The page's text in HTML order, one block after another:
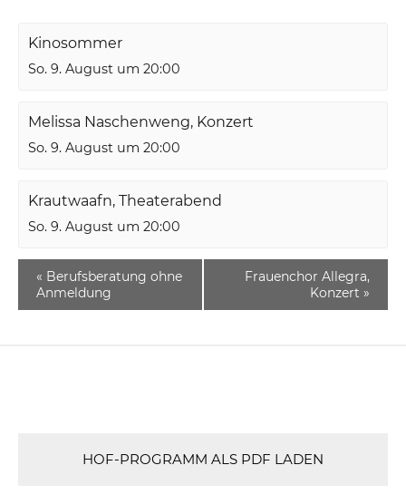
Kinosommer
So. 9. August um 20:00
Melissa Naschenweng, Konzert
So. 9. August um 20:00
Krautwaafn, Theaterabend
So. 9. August um 20:00
« Berufsberatung ohne
Anmeldung
Frauenchor Allegra,
Konzert »
HOF-PROGRAMM ALS PDF LADEN